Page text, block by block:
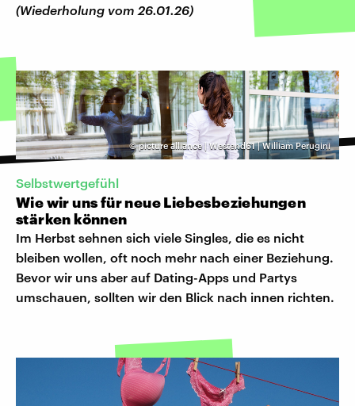
(Wiederholung vom 26.01.26)
©picture alliance | Westend61 | William Perugini
Selbstwertgefühl
Wie wir uns für neue Liebesbeziehungen
stärken können
Im Herbst sehnen sich viele Singles, die es nicht
bleiben wollen, oft noch mehr nach einer Beziehung.
Bevor wir uns aber auf Dating-Apps und Partys
umschauen, sollten wir den Blick nach innen richten.